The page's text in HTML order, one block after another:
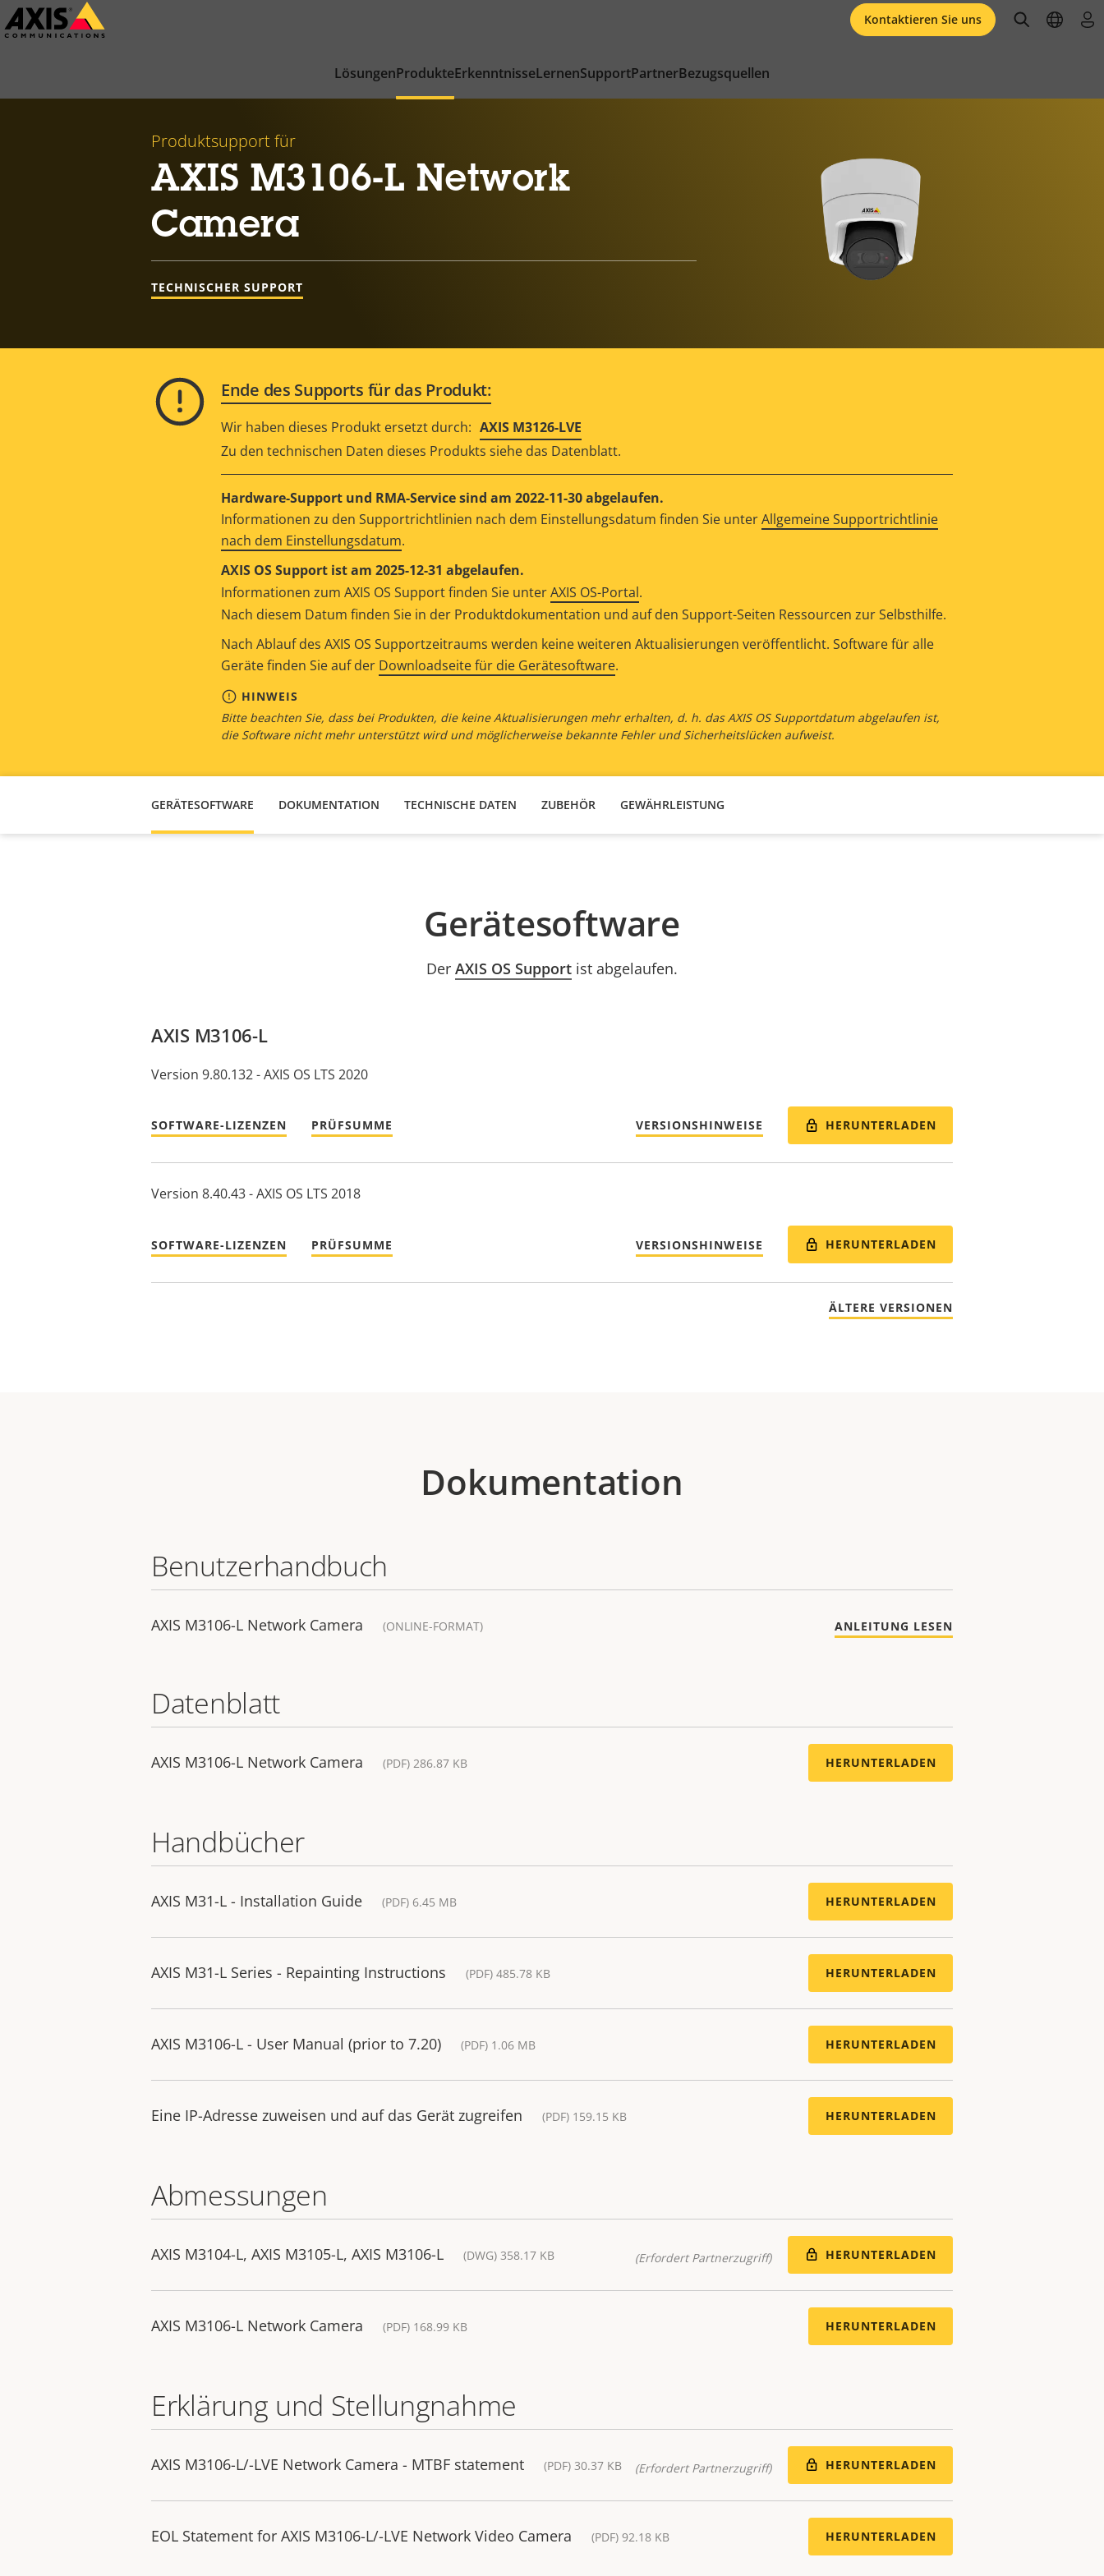
Zum
Hauptinhalt
LösungenProdukteErkenntnisseLernenSupportPartnerBezugsquellen
Kontaktieren Sie uns openopen
Produktsupport für
AXIS M3106-L Network
Camera
TECHNISCHER SUPPORT
Ende des Supports für das Produkt:
Wir haben dieses Produkt ersetzt durch: AXIS M3126-LVE
Zu den technischen Daten dieses Produkts siehe das Datenblatt.
Hardware-Support und RMA-Service sind am 2022-11-30 abgelaufen.
Informationen zu den Supportrichtlinien nach dem Einstellungsdatum finden Sie unterAllgemeine Supportrichtlinie
nach dem Einstellungsdatum.
AXIS OS Support ist am 2025-12-31 abgelaufen.
Informationen zum AXIS OS Support finden Sie unterAXIS OS-Portal.
Nach diesem Datum finden Sie in der Produktdokumentation und auf den Support-Seiten Ressourcen zur Selbsthilfe.
Nach Ablauf des AXIS OS Supportzeitraums werden keine weiteren Aktualisierungen veröffentlicht. Software für alle
Geräte finden Sie auf der Downloadseite für die Gerätesoftware.
HINWEIS
Bitte beachten Sie, dass bei Produkten, die keine Aktualisierungen mehr erhalten, d. h. das AXIS OS Supportdatum abgelaufen ist,
die Software nicht mehr unterstützt wird und möglicherweise bekannte Fehler und Sicherheitslücken aufweist.
GERÄTESOFTWARE DOKUMENTATION TECHNISCHE DATEN ZUBEHÖR GEWÄHRLEISTUNG
Gerätesoftware
Der AXIS OS Supportist abgelaufen.
AXIS M3106-L
Version 9.80.132 - AXIS OS LTS 2020
SOFTWARE-LIZENZEN PRÜFSUMME VERSIONSHINWEISE HERUNTERLADEN
Version 8.40.43 - AXIS OS LTS 2018
SOFTWARE-LIZENZEN PRÜFSUMME VERSIONSHINWEISE HERUNTERLADEN
ÄLTERE VERSIONEN
Dokumentation
Benutzerhandbuch
AXIS M3106-L Network Camera (ONLINE-FORMAT) ANLEITUNG LESEN
Datenblatt
AXIS M3106-L Network Camera (PDF) 286.87 KB HERUNTERLADEN
Handbücher
AXIS M31-L - Installation Guide (PDF) 6.45 MB HERUNTERLADEN
AXIS M31-L Series - Repainting Instructions (PDF) 485.78 KB HERUNTERLADEN
AXIS M3106-L - User Manual (prior to 7.20) (PDF) 1.06 MB HERUNTERLADEN
Eine IP-Adresse zuweisen und auf das Gerät zugreifen (PDF) 159.15 KB HERUNTERLADEN
Abmessungen
AXIS M3104-L, AXIS M3105-L, AXIS M3106-L (DWG) 358.17 KB (Erfordert Partnerzugriff) HERUNTERLADEN
AXIS M3106-L Network Camera (PDF) 168.99 KB HERUNTERLADEN
Erklärung und Stellungnahme
AXIS M3106-L/-LVE Network Camera - MTBF statement (PDF) 30.37 KB (Erfordert Partnerzugriff) HERUNTERLADEN
EOL Statement for AXIS M3106-L/-LVE Network Video Camera (PDF) 92.18 KB HERUNTERLADEN